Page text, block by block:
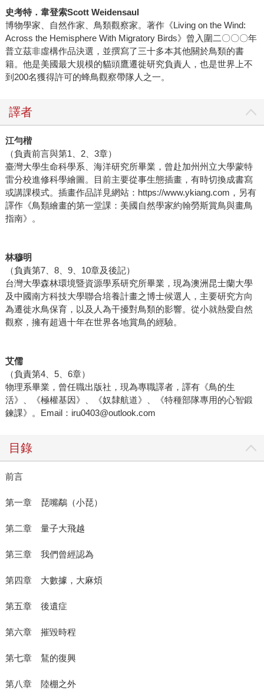
史考特．韋登索Scott Weidensaul
博物學家、自然作家、鳥類觀察家。著作《Living on the Wind:
Across the Hemisphere With Migratory Birds》曾入圍二〇〇〇年
普立茲非虛構作品決選，並撰寫了三十多本其他關於鳥類的書
籍。他是美國最大規模的貓頭鷹遷徙研究負責人，也是世界上不
到200名獲得許可的蜂鳥觀察帶隊人之一。
譯者
江勻楷
（負責前言與第1、2、3章）
臺灣大學生命科學系、海洋研究所畢業，曾赴加州州立大學蒙特
雷分校進修科學繪圖。目前主要從事生態插畫，有時切換成書寫
或講課模式。插畫作品詳見網站：https://www.ykiang.com，另有
譯作《鳥類繪畫的第一堂課：美國自然學家約翰勞斯賞鳥與畫鳥
指南》。
林穆明
（負責第7、8、9、10章及後記）
台灣大學森林環境暨資源學系研究所畢業，現為澳洲昆士蘭大學
及中國南方科技大學聯合培養計畫之博士候選人，主要研究方向
為遷徙水鳥保育，以及人為干擾對鳥類的影響。從小就熱愛自然
觀察，擁有超過十年在世界各地賞鳥的經驗。
艾儒
（負責第4、5、6章）
物理系畢業，曾任職出版社，現為專職譯者，譯有《鳥的生
活》、《極權基因》、《奴隸航道》、《特種部隊專用的心智鍛
鍊課》。Email：iru0403@outlook.com
目錄
前言
第一章 琵嘴鷸（小琵）
第二章 量子大飛越
第三章 我們曾經認為
第四章 大數據，大麻煩
第五章 後遺症
第六章 摧毀時程
第七章 鵟的復興
第八章 陸棚之外